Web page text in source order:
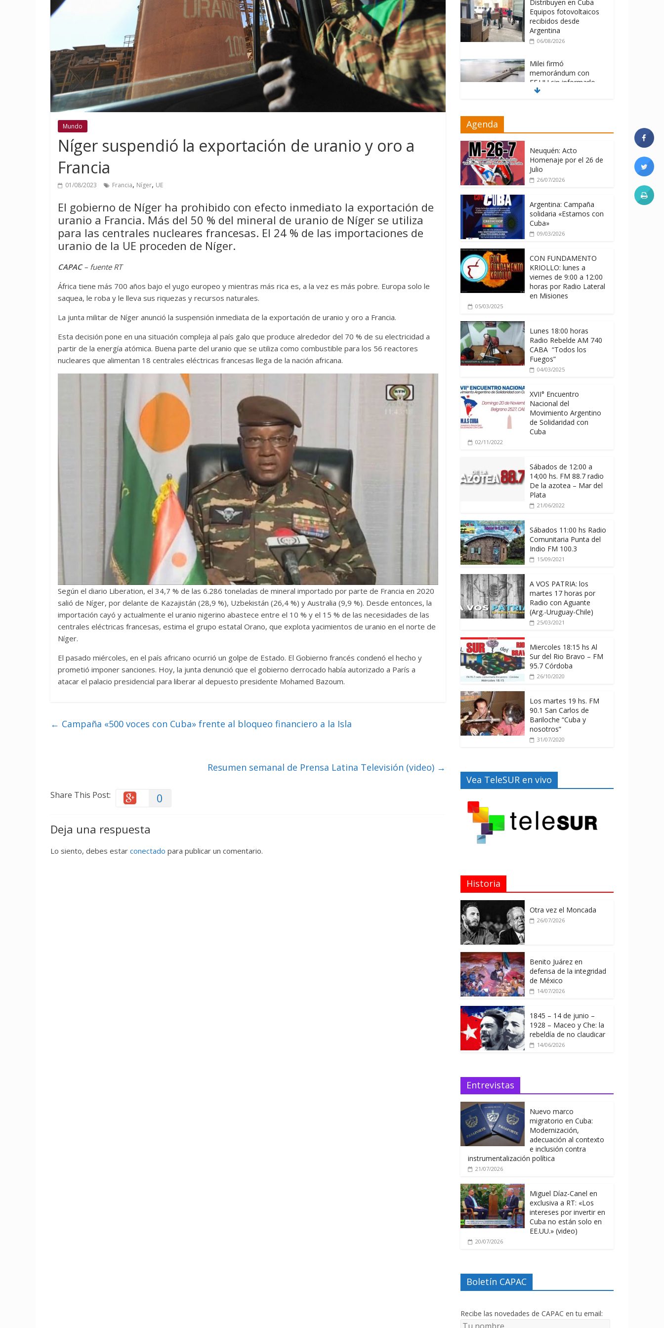
Mundo
Níger suspendió la exportación de uranio y oro a
Francia
01/08/2023 Francia, Níger, UE
El gobierno de Níger ha prohibido con efecto inmediato la exportación de
uranio a Francia. Más del 50 % del mineral de uranio de Níger se utiliza
para las centrales nucleares francesas. El 24 % de las importaciones de
uranio de la UE proceden de Níger.
CAPAC– fuente RT
África tiene más 700 años bajo el yugo europeo y mientras más rica es, a la vez es más pobre. Europa solo le
saquea, le roba y le lleva sus riquezas y recursos naturales.
La junta militar de Níger anunció la suspensión inmediata de la exportación de uranio y oro a Francia.
Esta decisión pone en una situación compleja al país galo que produce alrededor del 70 % de su electricidad a
partir de la energía atómica. Buena parte del uranio que se utiliza como combustible para los 56 reactores
nucleares que alimentan 18 centrales eléctricas francesas llega de la nación africana.
Según el diario Liberation, el 34,7 % de las 6.286 toneladas de mineral importado por parte de Francia en 2020
salió de Níger, por delante de Kazajistán (28,9 %), Uzbekistán (26,4 %) y Australia (9,9 %). Desde entonces, la
importación cayó y actualmente el uranio nigerino abastece entre el 10 % y el 15 % de las necesidades de las
centrales eléctricas francesas, estima el grupo estatal Orano, que explota yacimientos de uranio en el norte de
Níger.
El pasado miércoles, en el país africano ocurrió un golpe de Estado. El Gobierno francés condenó el hecho y
prometió imponer sanciones. Hoy, la junta denunció que el gobierno derrocado había autorizado a París a
atacar el palacio presidencial para liberar al depuesto presidente Mohamed Bazoum.
← Campaña «500 voces con Cuba» frente al bloqueo financiero a la Isla
Resumen semanal de Prensa Latina Televisión (video) →
Share This Post: 0
Deja una respuesta
Lo siento, debes estar conectado para publicar un comentario.
Distribuyen en Cuba
Equipos fotovoltaicos
recibidos desde
Argentina
06/08/2026
Milei firmó
memorándum con
EE.UU sin informarlo
04/08/2026
EEUU contra Cuba
cooperación militar con
Rusia y China
06/08/2026
Agenda
Neuquén: Acto
Homenaje por el 26 de
Julio
26/07/2026
Argentina: Campaña
solidaria «Estamos con
Cuba»
09/03/2026
CON FUNDAMENTO
KRIOLLO: lunes a
viernes de 9:00 a 12:00
horas por Radio Lateral
en Misiones
05/03/2025
Lunes 18:00 horas
Radio Rebelde AM 740
CABA “Todos los
Fuegos”
04/03/2025
XVII° Encuentro
Nacional del
Movimiento Argentino
de Solidaridad con
Cuba
02/11/2022
Sábados de 12:00 a
14;00 hs. FM 88.7 radio
De la azotea – Mar del
Plata
21/06/2022
Sábados 11:00 hs Radio
Comunitaria Punta del
Indio FM 100.3
15/09/2021
A VOS PATRIA: los
martes 17 horas por
Radio con Aguante
(Arg.-Uruguay-Chile)
25/03/2021
Miercoles 18:15 hs Al
Sur del Rio Bravo – FM
95.7 Córdoba
26/10/2020
Los martes 19 hs. FM
90.1 San Carlos de
Bariloche “Cuba y
nosotros”
31/07/2020
Vea TeleSUR en vivo
Historia
Otra vez el Moncada
26/07/2026
Benito Juárez en
defensa de la integridad
de México
14/07/2026
1845 – 14 de junio –
1928 – Maceo y Che: la
rebeldía de no claudicar
14/06/2026
Entrevistas
Nuevo marco
migratorio en Cuba:
Modernización,
adecuación al contexto
e inclusión contra
instrumentalización política
21/07/2026
Miguel Díaz-Canel en
exclusiva a RT: «Los
intereses por invertir en
Cuba no están solo en
EE.UU.» (video)
20/07/2026
Boletín CAPAC
Recibe las novedades de CAPAC en tu email: